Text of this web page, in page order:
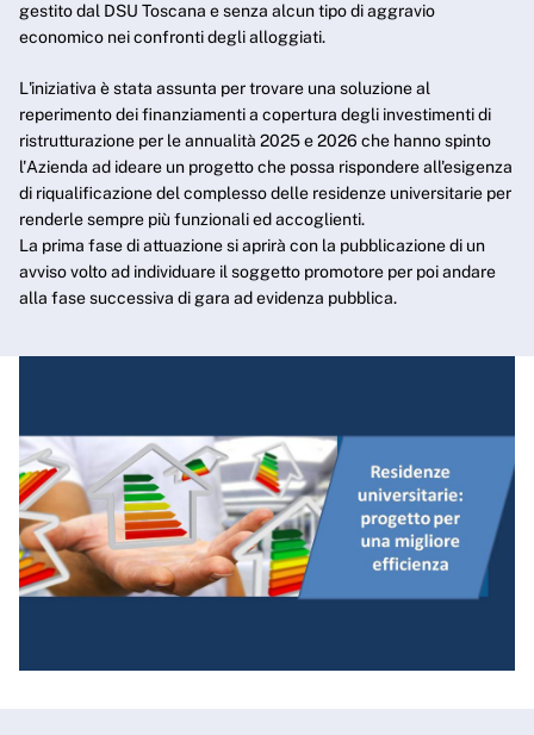
gestito dal DSU Toscana e senza alcun tipo di aggravio
economico nei confronti degli alloggiati.
L'iniziativa è stata assunta per trovare una soluzione al
reperimento dei finanziamenti a copertura degli investimenti di
ristrutturazione per le annualità 2025 e 2026 che hanno spinto
l'Azienda ad ideare un progetto che possa rispondere all'esigenza
di riqualificazione del complesso delle residenze universitarie per
renderle sempre più funzionali ed accoglienti.
La prima fase di attuazione si aprirà con la pubblicazione di un
avviso volto ad individuare il soggetto promotore per poi andare
alla fase successiva di gara ad evidenza pubblica.